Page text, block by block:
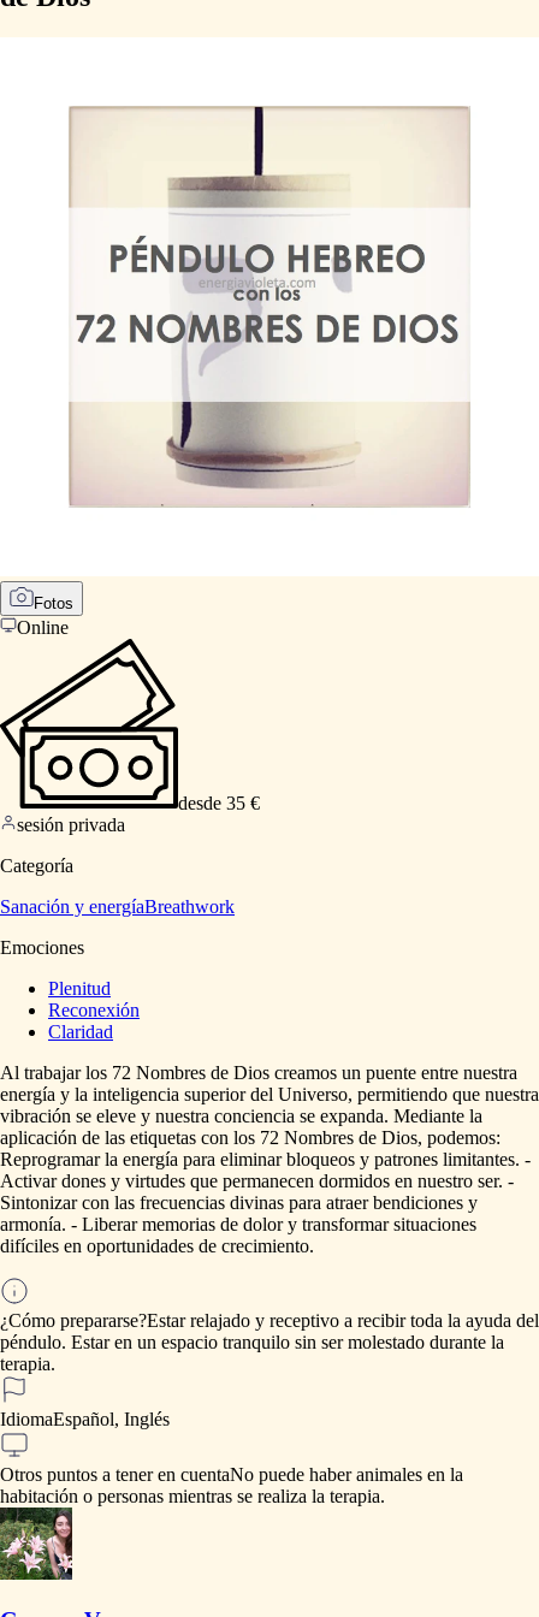
Fotos
Online
desde 35 €
sesión privada
Categoría
Sanación y energíaBreathwork
Emociones
Plenitud
Reconexión
Claridad
Al trabajar los 72 Nombres de Dios creamos un puente entre nuestra
energía y la inteligencia superior del Universo, permitiendo que nuestra
vibración se eleve y nuestra conciencia se expanda. Mediante la
aplicación de las etiquetas con los 72 Nombres de Dios, podemos:
Reprogramar la energía para eliminar bloqueos y patrones limitantes. -
Activar dones y virtudes que permanecen dormidos en nuestro ser. -
Sintonizar con las frecuencias divinas para atraer bendiciones y
armonía. - Liberar memorias de dolor y transformar situaciones
difíciles en oportunidades de crecimiento.
¿Cómo prepararse?Estar relajado y receptivo a recibir toda la ayuda del
péndulo. Estar en un espacio tranquilo sin ser molestado durante la
terapia.
IdiomaEspañol, Inglés
Otros puntos a tener en cuentaNo puede haber animales en la
habitación o personas mientras se realiza la terapia.